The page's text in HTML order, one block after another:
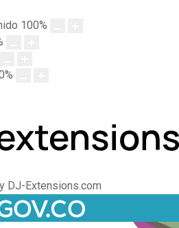
100%
%
DJ-Extensions.com